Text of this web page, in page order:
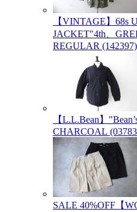
【VINTAGE】68s
JACKET"4th、
REGULAR (142397)
【L.L.Bean】
CHARCOAL
SALE 40%OFF【